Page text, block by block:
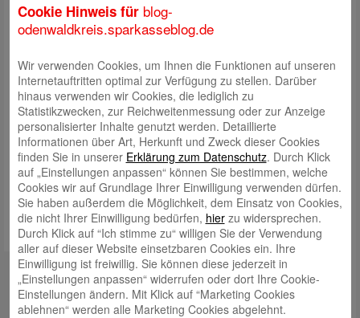
Name*
E-Mail *
Website
Meinen Namen, meine E-Mail-Adresse und meine Website in
diesem Browser für die nächste Kommentierung speichern.
Kontakt
mail@sparkasse-odenwaldkreis.de
Cookie Hinweis für blog-
odenwaldkreis.sparkasseblog.de
Wir verwenden Cookies, um Ihnen die Funktionen auf unseren
Internetauftritten optimal zur Verfügung zu stellen. Darüber
hinaus verwenden wir Cookies, die lediglich zu
Statistikzwecken, zur Reichweitenmessung oder zur Anzeige
personalisierter Inhalte genutzt werden. Detaillierte
Informationen über Art, Herkunft und Zweck dieser Cookies
finden Sie in unserer Erklärung zum Datenschutz. Durch Klick
auf „Einstellungen anpassen“ können Sie bestimmen, welche
Cookies wir auf Grundlage Ihrer Einwilligung verwenden dürfen.
Sie haben außerdem die Möglichkeit, dem Einsatz von Cookies,
die nicht Ihrer Einwilligung bedürfen, hierzu widersprechen.
Durch Klick auf “Ich stimme zu“ willigen Sie der Verwendung
aller auf dieser Website einsetzbaren Cookies ein. Ihre
Einwilligung ist freiwillig. Sie können diese jederzeit in
„Einstellungen anpassen“ widerrufen oder dort Ihre Cookie-
Einstellungen ändern. Mit Klick auf “Marketing Cookies
ablehnen“ werden alle Marketing Cookies abgelehnt.